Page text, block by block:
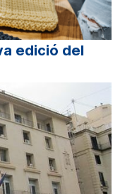
edició del